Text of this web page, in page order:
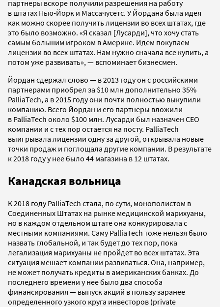
партнеры вскоре получили разрешения на работу
в штатах Нью-Йорк и Массачусетс. У Йордана была идея
как можно скорее получить лицензии во всех штатах, где
это было возможно. «Я сказал [Лусарди], что хочу стать
самым большим игроком в Америке. Идем покупаем
лицензии во всех штатах. Нам нужно сначала все купить, а
потом уже развивать», — вспоминает бизнесмен.
Йордан сдержал слово — в 2013 году он с российскими
партнерами приобрел за $10 млн дополнительно 35%
PalliaTech, а в 2015 году они почти полностью выкупили
компанию. Всего Йордан и его партнеры вложили
в PalliaTech около $100 млн. Лусарди был назначен СЕО
компании и с тех пор остается на посту. PalliaTech
выигрывала лицензии одну за другой, открывала новые
точки продаж и поглощала другие компании. В результате
к 2018 году у нее было 44 магазина в 12 штатах.
Канадская вольница
К 2018 году PalliaTech стала, по сути, монополистом в
Соединенных Штатах на рынке медицинской марихуаны,
но в каждом отдельном штате она конкурировала с
местными компаниями. Саму PalliaTech тоже нельзя было
назвать глобальной, и так будет до тех пор, пока
легализация марихуаны не пройдет во всех штатах. Эта
ситуация мешает компании развиваться. Она, например,
не может получать кредиты в американских банках. До
последнего времени у нее было два способа
финансирования — выпуск акций в пользу заранее
определенного узкого круга инвесторов (private